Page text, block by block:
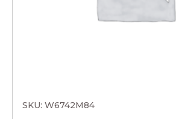
SKU: W6742M84